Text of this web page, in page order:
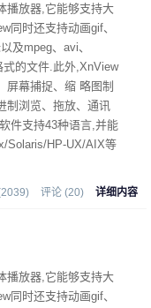
播放器,它能够支持大
同时还支持动画gif、
及mpeg、avi、
的文件.此外,XnView
屏幕捕捉、缩 略图制
制浏览、拖放、通讯
件支持43种语言,并能
Solaris/HP-UX/AIX等
评论 (20) 详细内容
播放器,它能够支持大
同时还支持动画gif、